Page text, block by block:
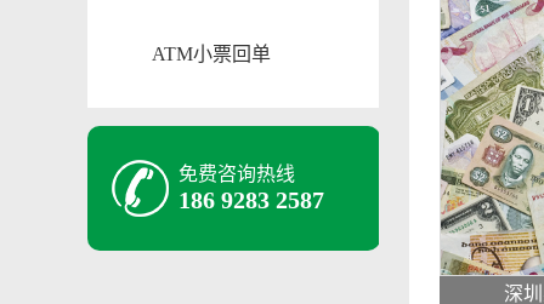
ATM小票回单
免费咨询热线
186 9283 2587
深